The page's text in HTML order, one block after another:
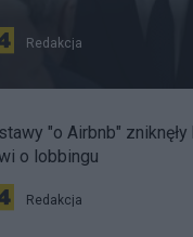
Redakcja
"o Airbnb"
o lobbingu
Redakcja